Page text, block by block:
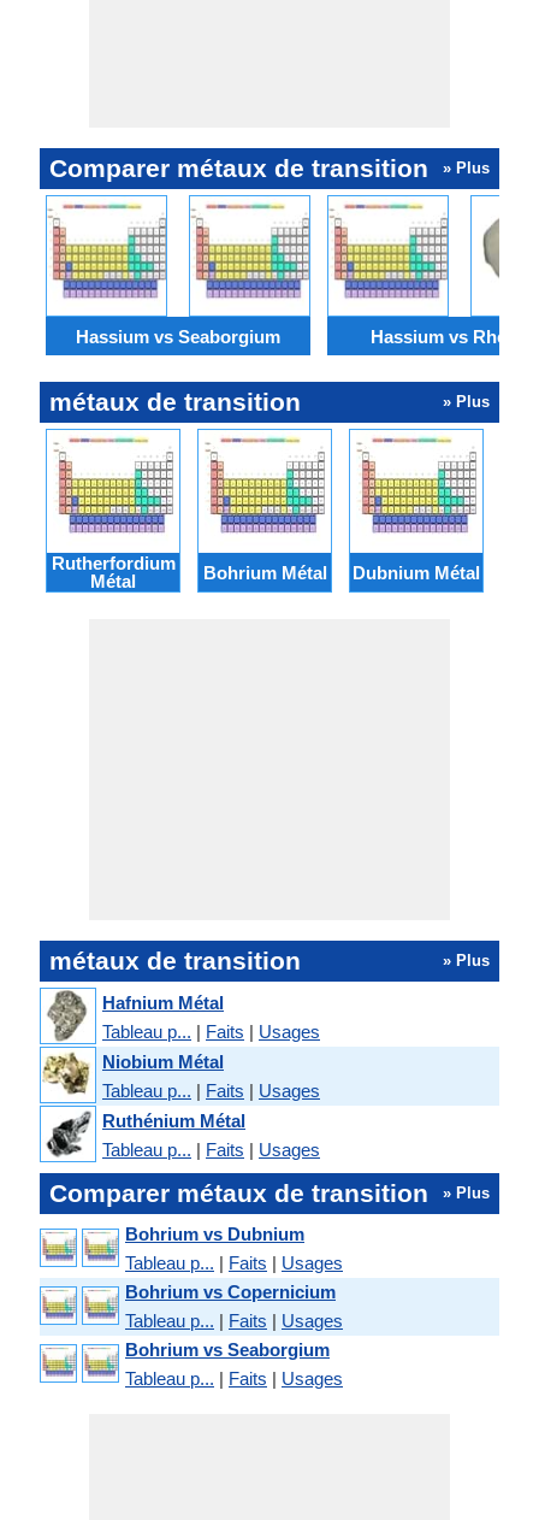
Comparer métaux de transition » Plus
Hassium vs Seaborgium Hassium vs
métaux de transition » Plus
Rutherfordium
Métal
Bohrium Métal Dubnium Métal
métaux de transition » Plus
Hafnium Métal
Tableau p... | Faits | Usages
Niobium Métal
Tableau p... | Faits | Usages
Ruthénium Métal
Tableau p... | Faits | Usages
Comparer métaux de transition » Plus
Bohrium vs Dubnium
Tableau p... | Faits | Usages
Bohrium vs Copernicium
Tableau p... | Faits | Usages
Bohrium vs Seaborgium
Tableau p... | Faits | Usages